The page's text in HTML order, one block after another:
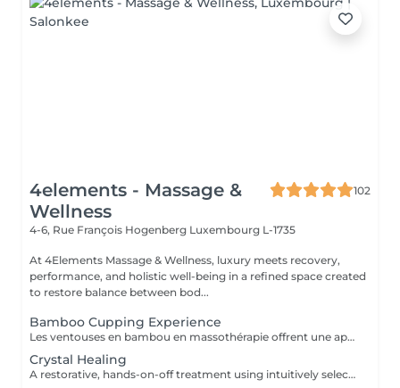
4elements - Massage &
Wellness
102
4-6, Rue François Hogenberg Luxembourg L-1735
At 4Elements Massage & Wellness, luxury meets recovery,
performance, and holistic well-being in a refined space created
to restore balance between bod...
Bamboo Cupping Experience
Les ventouses en bambou en massothérapie offrent une approche naturelle, douce et non invasive pour le soin du corps Elles agissent en profondeur tout en respectant les tissus, sans provoquer de douleur ni de marques. Bienfaits principaux : Stimulent la microcirculation sanguine et améliorent l'oxygénation des tissus Favorisent la récupération musculaire et réduisent les tensions, notamment au niveau du dos et de la nuque Produisent un effet de drainage lymphatique, aidant à diminuer les dèmes Améliorent la tonicité et l'élasticité de la peau Induisent une relaxation profonde, bénéfique en cas de stress Grâce aux propriétés naturelles du bambou, le massage se caractérise par un glissement fluide et une pression maîtrisée, garantissant un soin confortable et non traumatique. Contre-indications : Affections cutanées inflammatoires, varices, hypertension artérielle sévère, fragilité vasculaire.
Crystal Healing
A restorative, hands-on-off treatment using intuitively selected crystals placed on and around the body. - A 20 minute phone call before the session to explore your goals and tailor your plan - A personalized Crystal body layout (and intention focused grids if needed) - Chakra balancing to realign and stabilize your energy centers - Energy field cleansing (aura sweep, grounding, and sealing) - Yin-Yang harmonization for overall energetic coherence - Aftercare suggestions Ideal for: stress relief, emotional balance, mental clarity, energetic reset. For questions and additional information, please contact claudia@4elements.lu